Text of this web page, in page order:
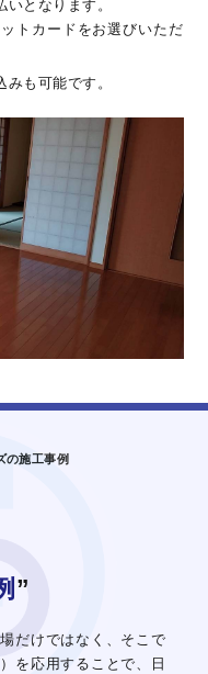
となります。
トカードをお選びいただ
も可能です。
の施工事例
”
だけではなく、 そこで
を応用することで、
日